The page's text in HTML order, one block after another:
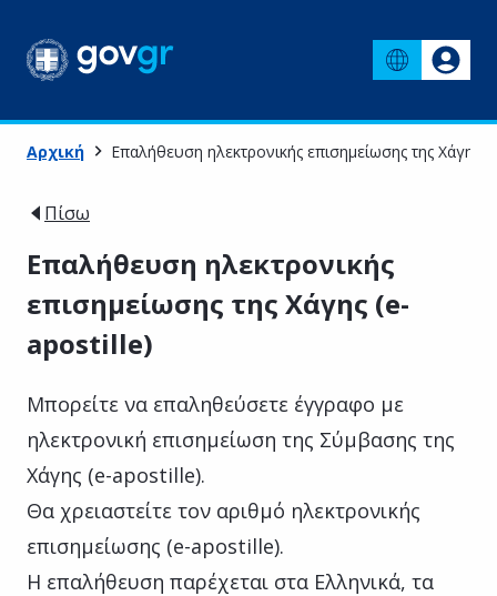
Αρχική Επαλήθευση ηλεκτρονικής επισημείωσης της Χάγης
Πίσω
Επαλήθευση ηλεκτρονικής
επισημείωσης της Χάγης (e-
apostille)
Μπορείτε να επαληθεύσετε έγγραφο με
ηλεκτρονική επισημείωση της Σύμβασης της
Χάγης (e-apostille).
Θα χρειαστείτε τον αριθμό ηλεκτρονικής
επισημείωσης (e-apostille).
Η επαλήθευση παρέχεται στα Ελληνικά, τα